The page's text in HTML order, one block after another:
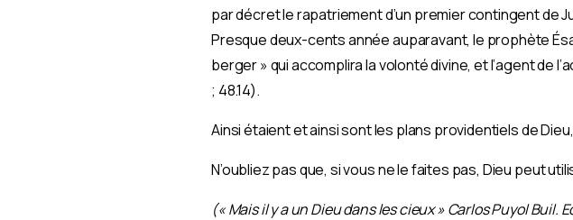
par décret le rapatriement d’un premier contingent de
Presque deux-cents année auparavant, le prophète
berger » qui accomplira la volonté divine, et l’agent de
; 48.14).
Ainsi étaient et ainsi sont les plans providentiels de
N’oubliez pas que, si vous ne le faites pas, Dieu peut
(« Mais il y a un Dieu dans les cieux » Carlos Puyol Buil.